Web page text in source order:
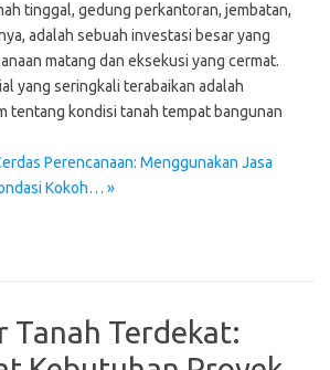
tinggal, gedung perkantoran, jembatan,
adalah sebuah investasi besar yang
matang dan eksekusi yang cermat.
yang seringkali terabaikan adalah
tentang kondisi tanah tempat bangunan
Perencanaan: Menggunakan Jasa
Kokoh… »
Tanah Terdekat: